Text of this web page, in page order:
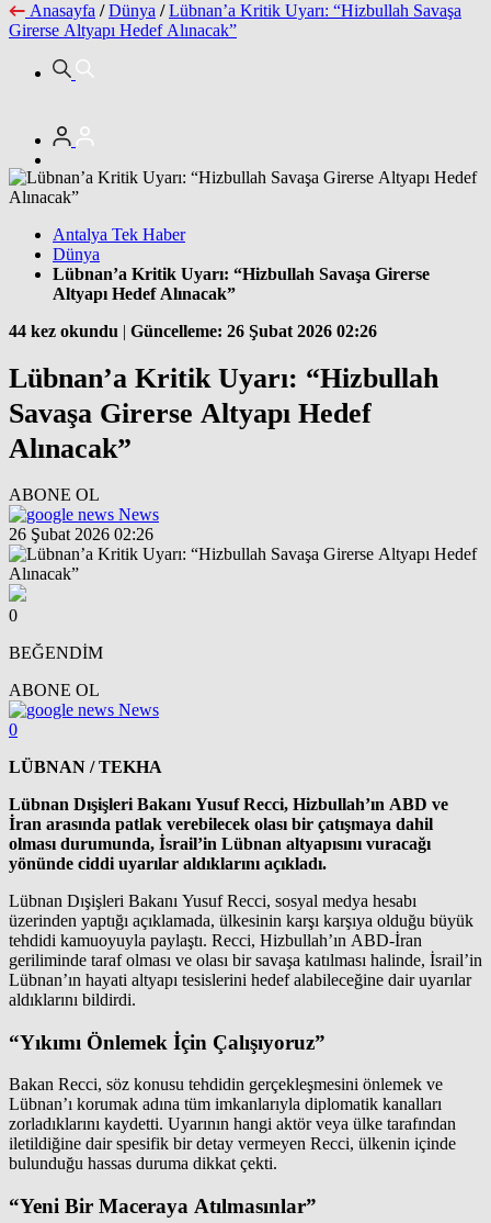
Anasayfa / Dünya / Lübnan’a Kritik Uyarı: “Hizbullah Savaşa
Girerse Altyapı Hedef Alınacak”
Antalya Tek Haber
Dünya
Lübnan’a Kritik Uyarı: “Hizbullah Savaşa Girerse
Altyapı Hedef Alınacak”
44 kez okundu | Güncelleme: 26 Şubat 2026 02:26
Lübnan’a Kritik Uyarı: “Hizbullah
Savaşa Girerse Altyapı Hedef
Alınacak”
ABONE OL
News
26 Şubat 2026 02:26
0
BEĞENDİM
ABONE OL
News
0
LÜBNAN / TEKHA
Lübnan Dışişleri Bakanı Yusuf Recci, Hizbullah’ın ABD ve
İran arasında patlak verebilecek olası bir çatışmaya dahil
olması durumunda, İsrail’in Lübnan altyapısını vuracağı
yönünde ciddi uyarılar aldıklarını açıkladı.
Lübnan Dışişleri Bakanı Yusuf Recci, sosyal medya hesabı
üzerinden yaptığı açıklamada, ülkesinin karşı karşıya olduğu büyük
tehdidi kamuoyuyla paylaştı. Recci, Hizbullah’ın ABD-İran
geriliminde taraf olması ve olası bir savaşa katılması halinde, İsrail’in
Lübnan’ın hayati altyapı tesislerini hedef alabileceğine dair uyarılar
aldıklarını bildirdi.
“Yıkımı Önlemek İçin Çalışıyoruz”
Bakan Recci, söz konusu tehdidin gerçekleşmesini önlemek ve
Lübnan’ı korumak adına tüm imkanlarıyla diplomatik kanalları
zorladıklarını kaydetti. Uyarının hangi aktör veya ülke tarafından
iletildiğine dair spesifik bir detay vermeyen Recci, ülkenin içinde
bulunduğu hassas duruma dikkat çekti.
“Yeni Bir Maceraya Atılmasınlar”